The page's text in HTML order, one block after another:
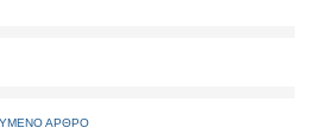
ΑΡΘΡΟ